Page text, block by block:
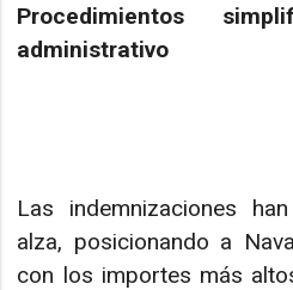
Procedimientos
administrativo
Las indemnizaciones
alza, posicionando a
con los importes más